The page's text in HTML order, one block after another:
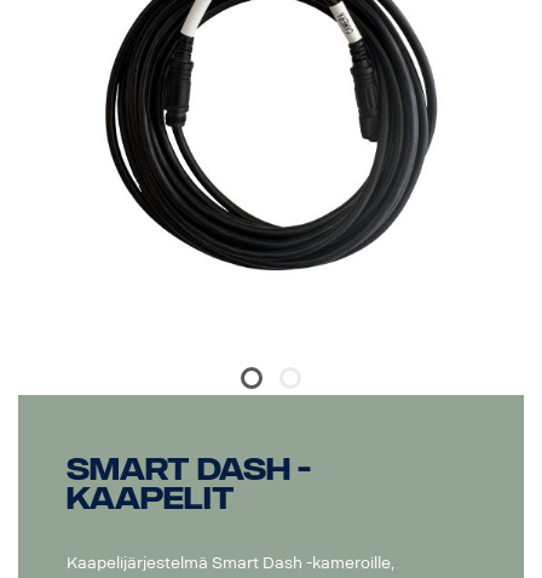
Smart Dash -
kaapelit
Kaapelijärjestelmä Smart Dash -kameroille,